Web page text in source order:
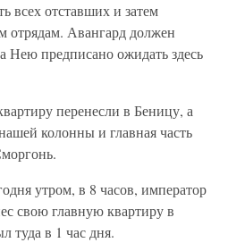
всех отставших и затем
отрядам. Авангард должен
Нею предписано ожидать здесь
перенесли в Беницу, а
колонны и главная часть
утром, в 8 часов, император
свою главную квартиру в
туда в 1 час дня.